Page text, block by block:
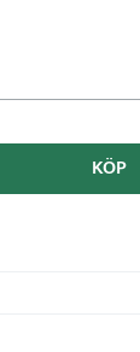
KÖP